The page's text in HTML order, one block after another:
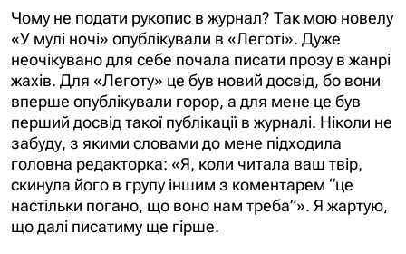
Чому не подати рукопис в журнал? Так мою новелу
«У мулі ночі» опублікували в «Леготі». Дуже
неочікувано для себе почала писати прозу в жанрі
жахів. Для «Леготу» це був новий досвід, бо вони
вперше опублікували горор, а для мене це був
перший досвід такої публікації в журналі. Ніколи не
забуду, з якими словами до мене підходила
головна редакторка: «Я, коли читала ваш твір,
скинула його в групу іншим з коментарем “це
настільки погано, що воно нам треба”». Я жартую,
що далі писатиму ще гірше.